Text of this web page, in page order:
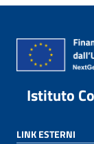
Istituto
LINK ESTERNI